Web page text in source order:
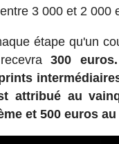
3 000 et 2 000
étape qu'un
300 euros.
attribué au
et 500 euros